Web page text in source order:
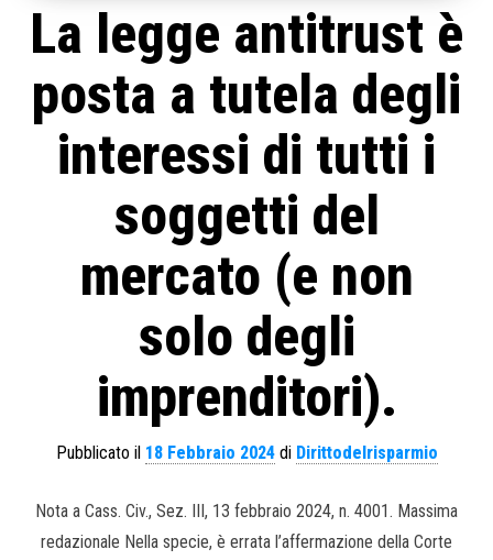
La legge antitrust è
posta a tutela degli
interessi di tutti i
soggetti del
mercato (e non
solo degli
imprenditori).
Pubblicato il 18 Febbraio 2024di Dirittodelrisparmio
Nota a Cass. Civ., Sez. III, 13 febbraio 2024, n. 4001. Massima
redazionale Nella specie, è errata l’affermazione della Corte